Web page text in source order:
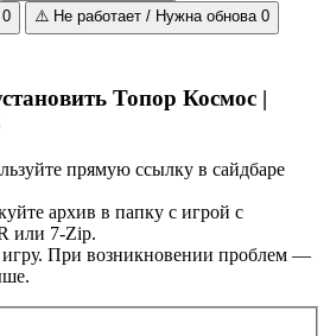
0 ⚠️ Не работает / Нужна обнова 0
Топор Космос |
прямую ссылку в сайдбаре
архив в папку с игрой с
или 7-Zip.
игру. При возникновении проблем —